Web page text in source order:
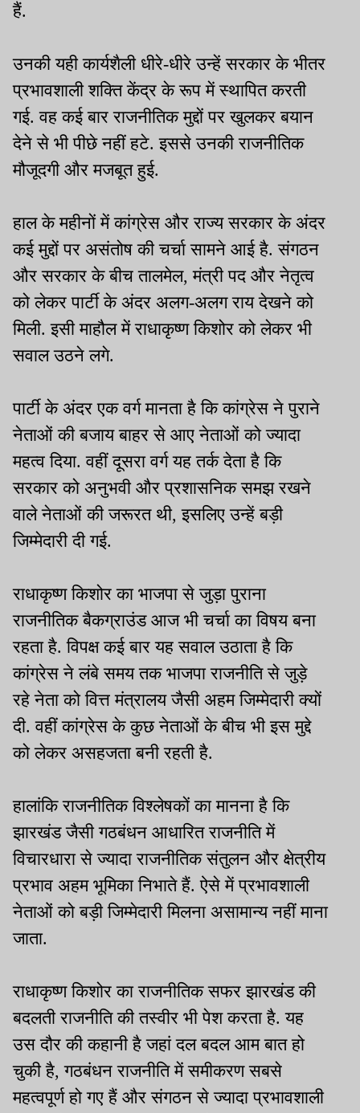
हैं.
उनकी यही कार्यशैली धीरे-धीरे उन्हें सरकार के भीतर
प्रभावशाली शक्ति केंद्र के रूप में स्थापित करती
गई. वह कई बार राजनीतिक मुद्दों पर खुलकर बयान
देने से भी पीछे नहीं हटे. इससे उनकी राजनीतिक
मौजूदगी और मजबूत हुई.
हाल के महीनों में कांग्रेस और राज्य सरकार के अंदर
कई मुद्दों पर असंतोष की चर्चा सामने आई है. संगठन
और सरकार के बीच तालमेल, मंत्री पद और नेतृत्व
को लेकर पार्टी के अंदर अलग-अलग राय देखने को
मिली. इसी माहौल में राधाकृष्ण किशोर को लेकर भी
सवाल उठने लगे.
पार्टी के अंदर एक वर्ग मानता है कि कांग्रेस ने पुराने
नेताओं की बजाय बाहर से आए नेताओं को ज्यादा
महत्व दिया. वहीं दूसरा वर्ग यह तर्क देता है कि
सरकार को अनुभवी और प्रशासनिक समझ रखने
वाले नेताओं की जरूरत थी, इसलिए उन्हें बड़ी
जिम्मेदारी दी गई.
राधाकृष्ण किशोर का भाजपा से जुड़ा पुराना
राजनीतिक बैकग्राउंड आज भी चर्चा का विषय बना
रहता है. विपक्ष कई बार यह सवाल उठाता है कि
कांग्रेस ने लंबे समय तक भाजपा राजनीति से जुड़े
रहे नेता को वित्त मंत्रालय जैसी अहम जिम्मेदारी क्यों
दी. वहीं कांग्रेस के कुछ नेताओं के बीच भी इस मुद्दे
को लेकर असहजता बनी रहती है.
हालांकि राजनीतिक विश्लेषकों का मानना है कि
झारखंड जैसी गठबंधन आधारित राजनीति में
विचारधारा से ज्यादा राजनीतिक संतुलन और क्षेत्रीय
प्रभाव अहम भूमिका निभाते हैं. ऐसे में प्रभावशाली
नेताओं को बड़ी जिम्मेदारी मिलना असामान्य नहीं माना
जाता.
राधाकृष्ण किशोर का राजनीतिक सफर झारखंड की
बदलती राजनीति की तस्वीर भी पेश करता है. यह
उस दौर की कहानी है जहां दल बदल आम बात हो
चुकी है, गठबंधन राजनीति में समीकरण सबसे
महत्वपूर्ण हो गए हैं और संगठन से ज्यादा प्रभावशाली